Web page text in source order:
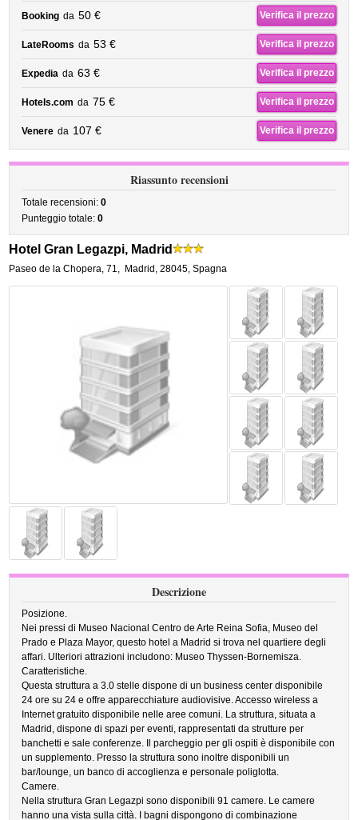
Booking da 50 € Verifica il prezzo
LateRooms da 53 € Verifica il prezzo
Expedia da 63 € Verifica il prezzo
Hotels.com da 75 € Verifica il prezzo
Venere da 107 € Verifica il prezzo
Riassunto recensioni
Totale recensioni:0
Punteggio totale:0
Hotel Gran Legazpi, Madrid
Paseo de la Chopera, 71, Madrid ,28045, Spagna
Descrizione
Posizione.
Nei pressi di Museo Nacional Centro de Arte Reina Sofia, Museo del
Prado e Plaza Mayor, questo hotel a Madrid si trova nel quartiere degli
affari. Ulteriori attrazioni includono: Museo Thyssen-Bornemisza.
Caratteristiche.
Questa struttura a 3.0 stelle dispone di un business center disponibile
24 ore su 24 e offre apparecchiature audiovisive. Accesso wireless a
Internet gratuito disponibile nelle aree comuni. La struttura, situata a
Madrid, dispone di spazi per eventi, rappresentati da strutture per
banchetti e sale conferenze. Il parcheggio per gli ospiti è disponibile con
un supplemento. Presso la struttura sono inoltre disponibili un
bar/lounge, un banco di accoglienza e personale poliglotta.
Camere.
Nella struttura Gran Legazpi sono disponibili 91 camere. Le camere
hanno una vista sulla città. I bagni dispongono di combinazione